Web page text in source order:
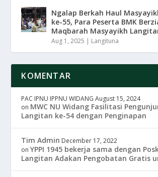
Ngalap Berkah Haul
ke-55, Para Peserta BMK
Maqbarah Masyayikh
Aug 1, 2025 | Langituna
KOMENTAR
PAC IPNU IPPNU WIDANG August 15, 2024
on MWC NU Widang Fasilitasi
Langitan ke-54 dengan Penginapan
Tim Admin December 17, 2022
onYPPI 1945 bekerja sama dengan
Langitan Adakan Pengobatan Gratis